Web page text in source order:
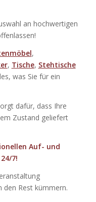
an hochwertigen
,
, Tische, Stehtische
was Sie für ein
dafür, dass Ihre
Zustand geliefert
Auf- und
7!
den Rest kümmern.